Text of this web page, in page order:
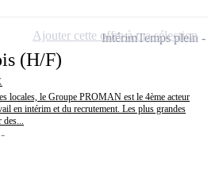
(H/F)
locales, le Groupe PROMAN est le 4ème acteur
en intérim et du recrutement. Les plus grandes
des...
IntérimTemps plein
Ajouter cette offre à ma sélection